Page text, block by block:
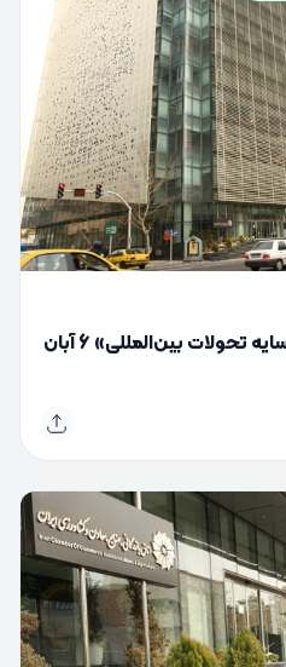
سمینار «مدیریت نسل 4 در سایه تحولات بین‌المللی» 6 آبان